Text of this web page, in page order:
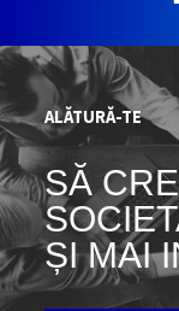
ALĂTURĂ-TE
SĂ
ȘI MAI